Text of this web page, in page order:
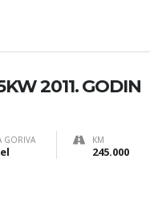
2011. GODIN
GORIVA KM
245.000